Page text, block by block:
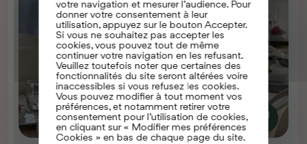
Réception du Nouvel An au
Domaine de Ouezy
27 février 2026
votre navigation et mesurer l’audience. Pour
donner votre consentement à leur
utilisation, appuyez sur le bouton Accepter.
Si vous ne souhaitez pas accepter les
cookies, vous pouvez tout de même
continuer votre navigation en les refusant.
Veuillez toutefois noter que certaines des
fonctionnalités du site seront altérées voire
inaccessibles si vous refusez les cookies.
Vous pouvez modifier à tout moment vos
préférences, et notamment retirer votre
consentement pour l’utilisation de cookies,
en cliquant sur « Modifier mes préférences
Cookies » en bas de chaque page du site.